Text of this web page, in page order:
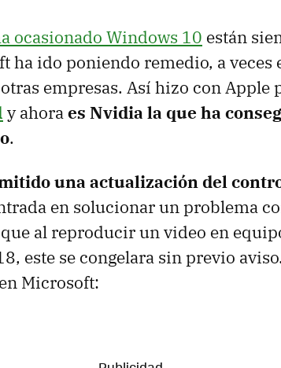
ocasionado Windows 10 están
ha ido poniendo remedio, a veces
empresas. Así hizo con Apple
y ahoraes Nvidia la que ha
.
una actualización del
en solucionar un problema
al reproducir un video en
este se congelara sin previo
Microsoft: